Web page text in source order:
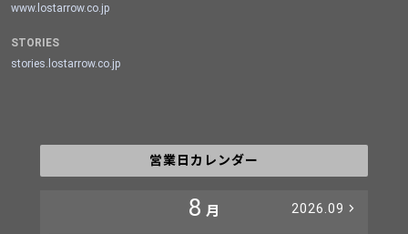
www.lostarrow.co.jp
STORIES
stories.lostarrow.co.jp
営業日カレンダー
8 月 2026.09